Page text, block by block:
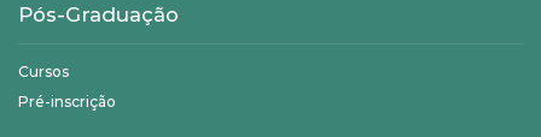
Pós-Graduação
Cursos
Pré-inscrição